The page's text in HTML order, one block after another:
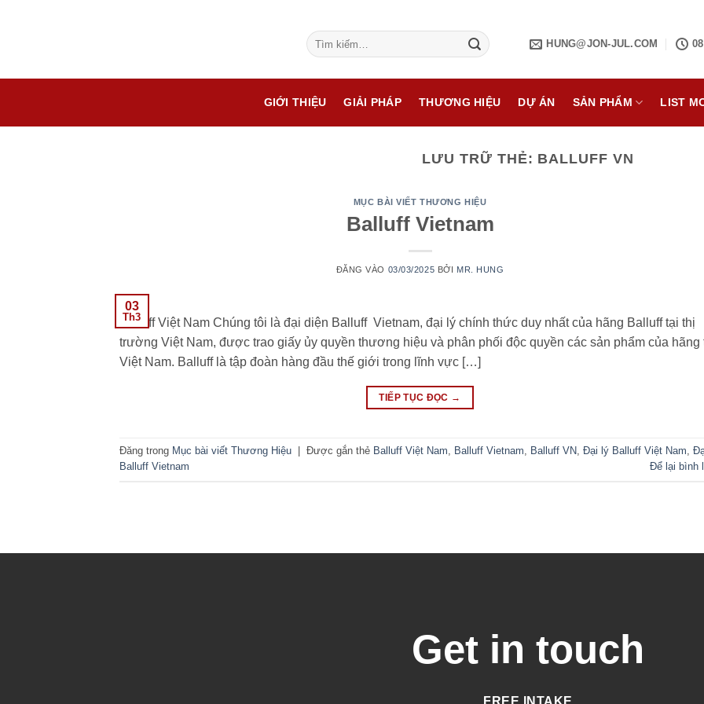
Tìm
kiếm:
HUNG@JON-JUL.COM
GIỚI THIỆU GIẢI PHÁP THƯƠNG HIỆU DỰ ÁN SẢN PHẨM LIST
LƯU TRỮ THẺ: BALLUFF VN
MỤC BÀI VIẾT THƯƠNG HIỆU
Balluff Vietnam
ĐĂNG VÀO 03/03/2025 BỞI MR. HUNG
03
Th3
Balluff Việt Nam Chúng tôi là đại diện Balluff Vietnam, đại lý chính thức duy nhất của hãng Balluff tại thị
trường Việt Nam, được trao giấy ủy quyền thương hiệu và phân phối độc quyền các sản phẩm của hãng
Việt Nam. Balluff là tập đoàn hàng đầu thế giới trong lĩnh vực […]
TIẾP TỤC ĐỌC →
Đăng trong Mục bài viết Thương Hiệu Được gắn thẻ Balluff Việt Nam, Balluff Vietnam, Balluff VN, Đại lý Balluff Việt Nam,
Balluff Vietnam
Để lại bình
Get in touch
FREE INTAKE